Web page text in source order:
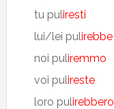
tu puliresti
lui/lei pulirebbe
noi puliremmo
voi pulireste
loro pulirebbero